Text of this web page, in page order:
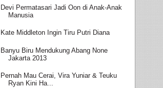
Devi Permatasari Jadi Oon di Anak-Anak
Manusia
Kate Middleton Ingin Tiru Putri Diana
Banyu Biru Mendukung Abang None
Jakarta 2013
Pernah Mau Cerai, Vira Yuniar & Teuku
Ryan Kini Ha...